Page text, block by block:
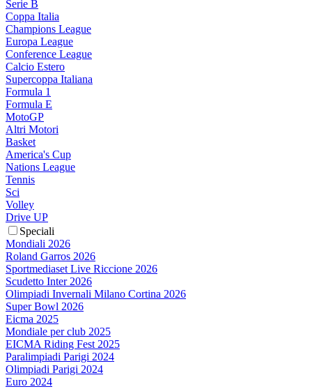
Serie B
Coppa Italia
Champions League
Europa League
Conference League
Calcio Estero
Supercoppa Italiana
Formula 1
Formula E
MotoGP
Altri Motori
Basket
America's Cup
Nations League
Tennis
Sci
Volley
Drive UP
Speciali
Mondiali 2026
Roland Garros 2026
Sportmediaset Live Riccione 2026
Scudetto Inter 2026
Olimpiadi Invernali Milano Cortina 2026
Super Bowl 2026
Eicma 2025
Mondiale per club 2025
EICMA Riding Fest 2025
Paralimpiadi Parigi 2024
Olimpiadi Parigi 2024
Euro 2024